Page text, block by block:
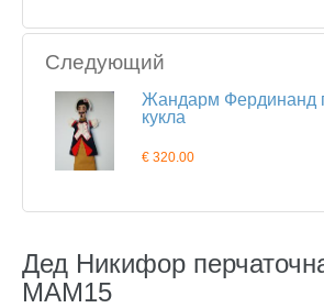
Следующий
Жандарм Фердинанд
кукла
€ 320.00
Дед Никифор
MAM15